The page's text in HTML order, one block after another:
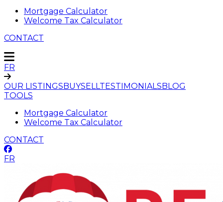
Mortgage Calculator
Welcome Tax Calculator
CONTACT
FR
OUR LISTINGSBUYSELLTESTIMONIALSBLOG
TOOLS
Mortgage Calculator
Welcome Tax Calculator
CONTACT
FR